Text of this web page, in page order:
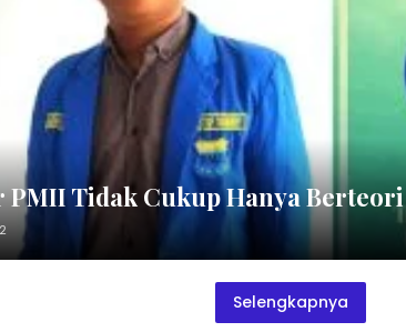
PMII Tidak Cukup Hanya Berteori
Selengkapnya